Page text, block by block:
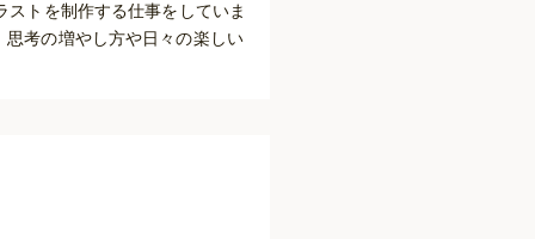
トを制作する仕事をしていま
考の増やし方や日々の楽しい